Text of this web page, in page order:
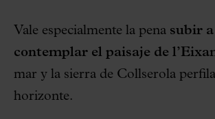
Vale especialmente la pena subir
contemplar el paisaje de
mar y la sierra de Collserola
horizonte.